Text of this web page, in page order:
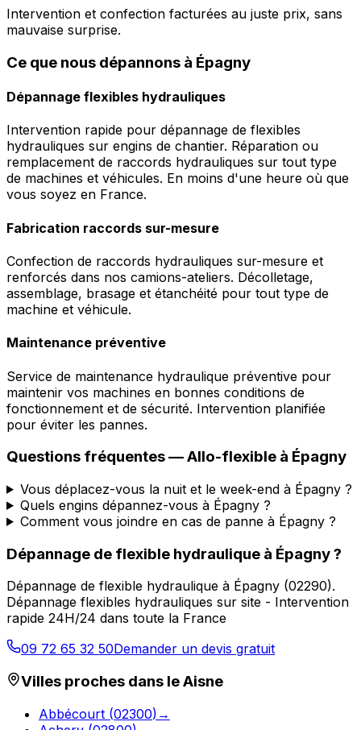
Intervention et confection facturées au juste prix, sans
mauvaise surprise.
Ce que nous dépannons à Épagny
Dépannage flexibles hydrauliques
Intervention rapide pour dépannage de flexibles
hydrauliques sur engins de chantier. Réparation ou
remplacement de raccords hydrauliques sur tout type
de machines et véhicules. En moins d'une heure où que
vous soyez en France.
Fabrication raccords sur-mesure
Confection de raccords hydrauliques sur-mesure et
renforcés dans nos camions-ateliers. Décolletage,
assemblage, brasage et étanchéité pour tout type de
machine et véhicule.
Maintenance préventive
Service de maintenance hydraulique préventive pour
maintenir vos machines en bonnes conditions de
fonctionnement et de sécurité. Intervention planifiée
pour éviter les pannes.
Questions fréquentes —Allo-flexible à Épagny
Vous déplacez-vous la nuit et le week-end à Épagny ?
Quels engins dépannez-vous à Épagny ?
Comment vous joindre en cas de panne à Épagny ?
Dépannage de flexible hydraulique à Épagny?
Dépannage de flexible hydraulique à Épagny (02290).
Dépannage flexibles hydrauliques sur site - Intervention
rapide 24H/24 dans toute la France
09 72 65 32 50Demander un devis gratuit
Villes proches dans leAisne
Abbécourt (02300) →